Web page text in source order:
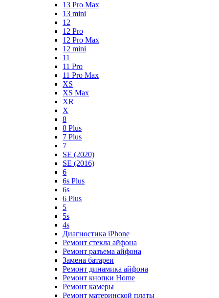
13 Pro Max
13 mini
12
12 Pro
12 Pro Max
12 mini
11
11 Pro
11 Pro Max
XS
XS Max
XR
X
8
8 Plus
7 Plus
7
SE (2020)
SE (2016)
6
6s Plus
6s
6 Plus
5
5s
4s
Диагностика iPhone
Ремонт стекла айфона
Ремонт разъема айфона
Замена батареи
Ремонт динамика айфона
Ремонт кнопки Home
Ремонт камеры
Ремонт материнской платы